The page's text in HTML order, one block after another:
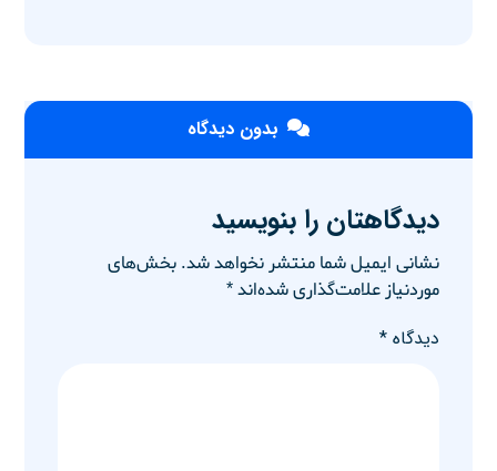
بدون دیدگاه
دیدگاهتان را بنویسید
نشانی ایمیل شما منتشر نخواهد شد. بخش‌های
موردنیاز علامت‌گذاری شده‌اند*
دیدگاه*